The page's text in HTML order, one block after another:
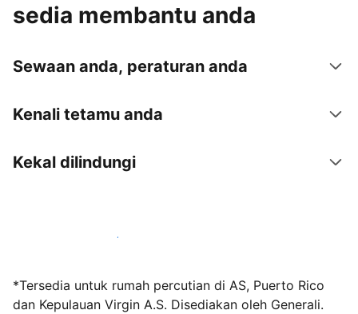
sedia membantu anda
Sewaan anda, peraturan anda
Kenali tetamu anda
Kekal dilindungi
Jadi hos bersama kami hari ini
*Tersedia untuk rumah percutian di AS, Puerto Rico
dan Kepulauan Virgin A.S. Disediakan oleh Generali.